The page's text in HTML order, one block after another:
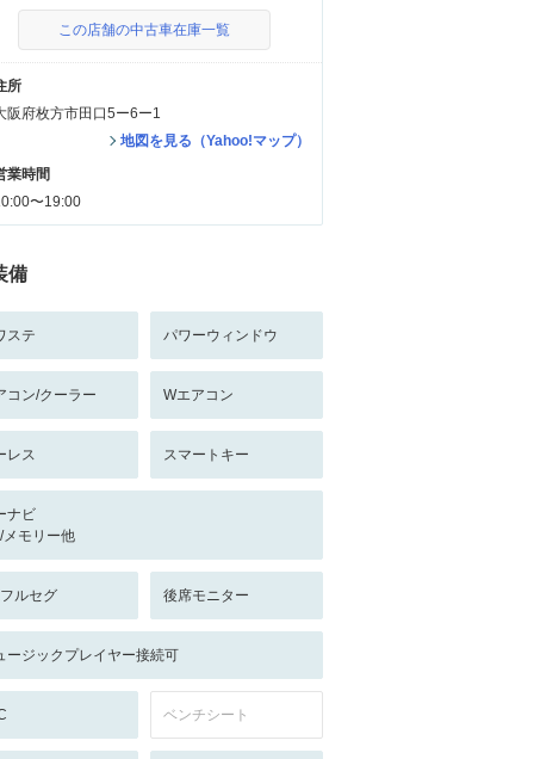
この店舗の中古車在庫一覧
所
阪府枚方市田口5ー6ー1
地図を見る（Yahoo!マップ）
業時間
〜19:00
備
ステ パワーウィンドウ
コン/クーラー Wエアコン
レス スマートキー
ナビ
メモリー他
ルセグ 後席モニター
ージックプレイヤー接続可
ベンチシート